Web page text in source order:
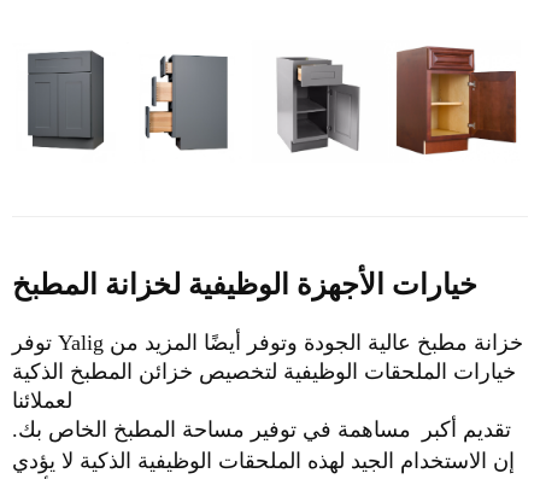
خيارات الأجهزة الوظيفية لخزانة المطبخ
توفر Yalig خزانة مطبخ عالية الجودة وتوفر أيضًا المزيد من
خيارات الملحقات الوظيفية لتخصيص خزائن المطبخ الذكية
لعملائنا
تقديم أكبر
مساهمة في توفير مساحة المطبخ الخاص بك.
إن الاستخدام الجيد لهذه الملحقات الوظيفية الذكية لا يؤدي